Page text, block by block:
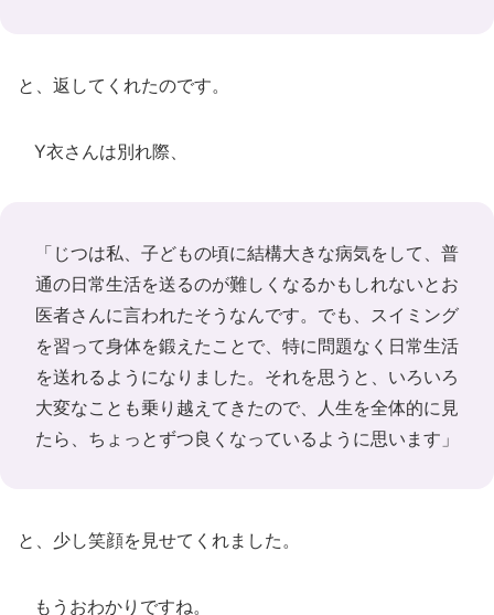
と、返してくれたのです。
Y衣さんは別れ際、
「じつは私、子どもの頃に結構大きな病気をして、普
通の日常生活を送るのが難しくなるかもしれないとお
医者さんに言われたそうなんです。でも、スイミング
を習って身体を鍛えたことで、特に問題なく日常生活
を送れるようになりました。それを思うと、いろいろ
大変なことも乗り越えてきたので、人生を全体的に見
たら、ちょっとずつ良くなっているように思います」
と、少し笑顔を見せてくれました。
もうおわかりですね。